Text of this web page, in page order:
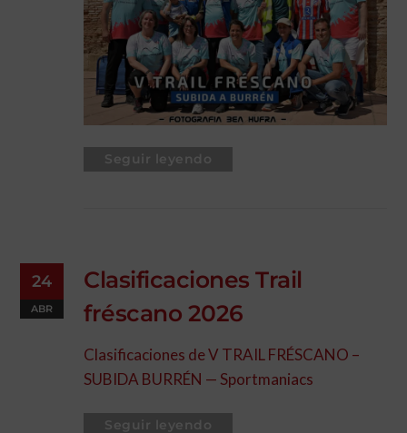
Seguir leyendo
24
ABR
Clasificaciones Trail
fréscano 2026
Clasificaciones de V TRAIL FRÉSCANO –
SUBIDA BURRÉN — Sportmaniacs
Seguir leyendo